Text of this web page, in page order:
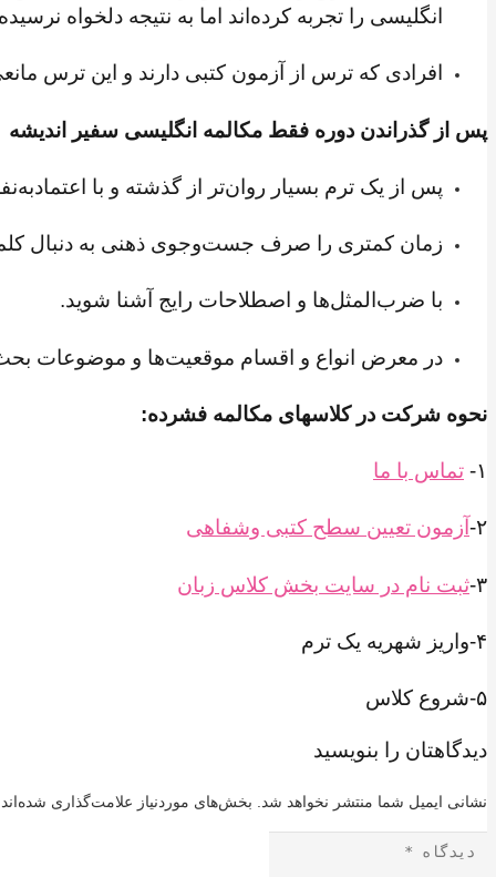
انگلیسی را تجربه کرده‌اند اما به نتیجه دلخواه
افرادی که ترس از آزمون کتبی دارند و این
پس از گذراندن دوره فقط مکالمه انگلیسی سفیر اندیشه
پس از یک ترم بسیار روان‌تر از گذشته و با
زمان کمتری را صرف جست‌وجوی ذهنی به دنبال
با ضرب‌المثل‌ها و اصطلاحات رایج آشنا شوید.
در معرض انواع و اقسام موقعیت‌ها و موضوعات
نحوه شرکت در کلاسهای مکالمه فشرده:
۱- تماس با ما
۲- آزمون تعیین سطح کتبی وشفاهی
۳- ثبت نام در سایت بخش کلاس زبان
۴-واریز شهریه یک ترم
۵-شروع کلاس
دیدگاهتان را بنویسید
نشانی ایمیل شما منتشر نخواهد شد. بخش‌های موردنیاز علامت‌گذاری شده‌اند